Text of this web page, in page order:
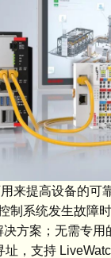
来提高设备的可
系统发生故障
方案；无需专用
，支持